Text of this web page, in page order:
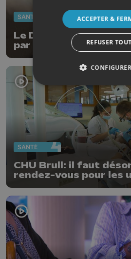
SANTÉ
Le Docteur Olivier
par la revue Acta
SANTÉ
CHU Brull: il faut
rendez-vous pour les
ACCEPTER &
REFUSER